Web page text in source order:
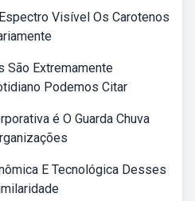
Visível Os Carotenos
São Extremamente
Podemos Citar
é O Guarda Chuva
E Tecnológica Desses